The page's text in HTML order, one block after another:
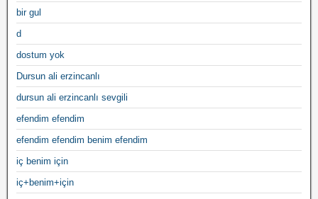
bir gul
d
dostum yok
Dursun ali erzincanlı
dursun ali erzincanlı sevgili
efendim efendim
efendim efendim benim efendim
iç benim için
iç+benim+için